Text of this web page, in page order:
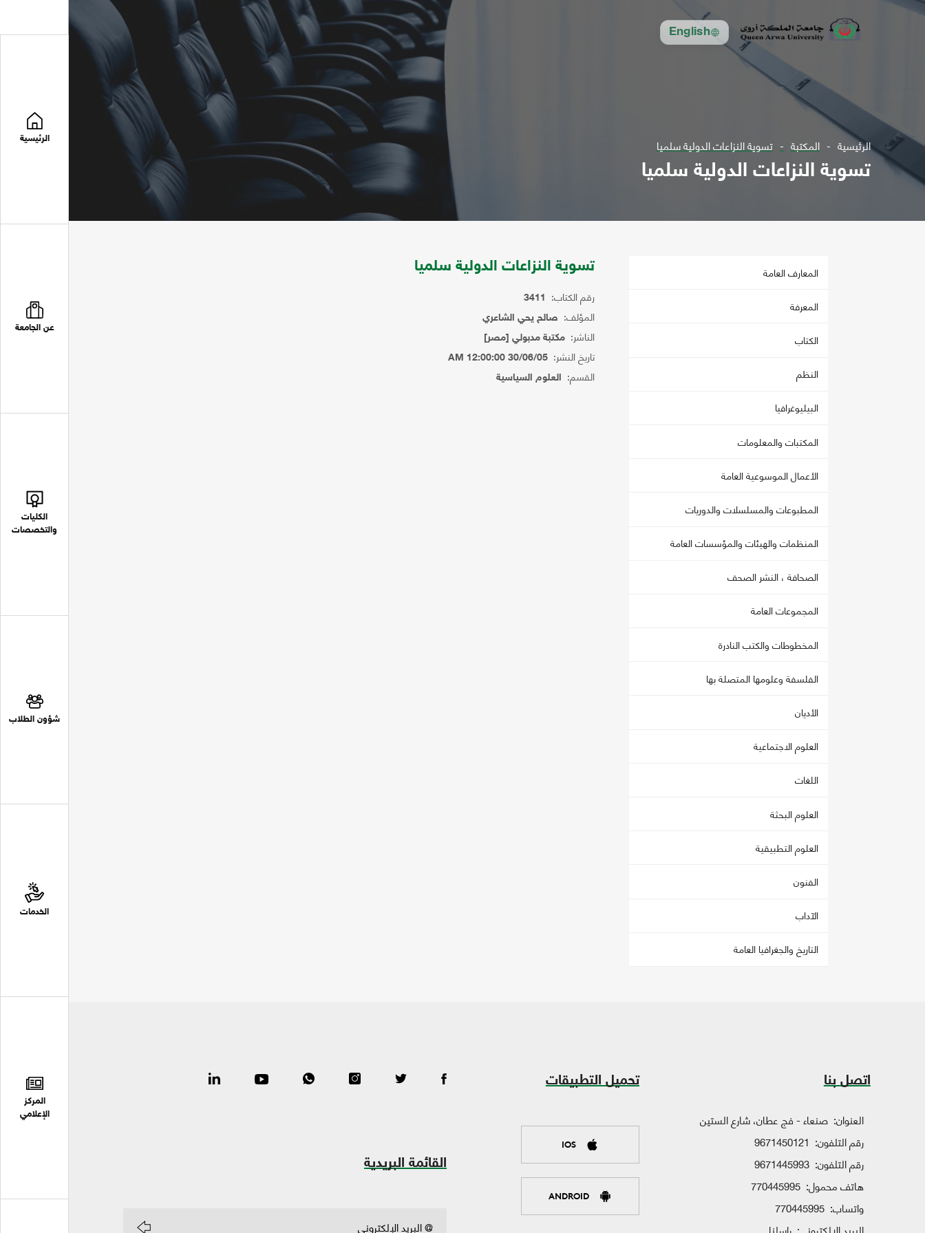
English
الرئيسية
عن الجامعة
الكليات
والتخصصات
شؤون الطلاب
الخدمات
المركز
الإعلامي
الرئيسية المكتبة تسوية النزاعات الدولية سلميا
تسوية النزاعات الدولية سلميا
المعارف العامة
المعرفة
الكتاب
النظم
البيليوغرافيا
المكتبات والمعلومات
الأعمال الموسوعية العامة
المطبوعات والمسلسلات والدوريات
المنظمات والهيئات والمؤسسات العامة
الصحافة ، النشر الصحف
المجموعات العامة
المخطوطات والكتب النادرة
الفلسفة وعلومها المتصلة بها
الأديان
العلوم الاجتماعية
اللغات
العلوم البحثة
العلوم التطبيقية
الفنون
الآداب
التاريخ والجغرافيا العامة
تسوية النزاعات الدولية سلميا
رقم الكتاب: 3411
المؤلف: صالح يحي الشاعري
الناشر: مكتبة مدبولي [مصر]
تاريخ النشر: 30/06/05 12:00:00 AM
القسم: العلوم السياسية
اتصل بنا
العنوان: صنعاء - فج عطان، شارع الستين
رقم التلفون: 9671450121
رقم التلفون: 9671445993
هاتف محمول: 770445995
واتساب: 770445995
تحميل التطبيقات
IOS
ANDROID
القائمة البريدية